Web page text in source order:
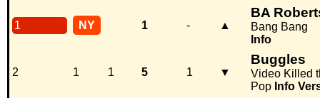
1 NY 1 - ▲
BA
Bang Bang
Info
2 1 1 5 1 ▼
Buggles
Video Killed
Pop Info